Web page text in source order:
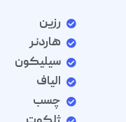
رزین
هاردنر
سیلیکون
الیاف
چسب